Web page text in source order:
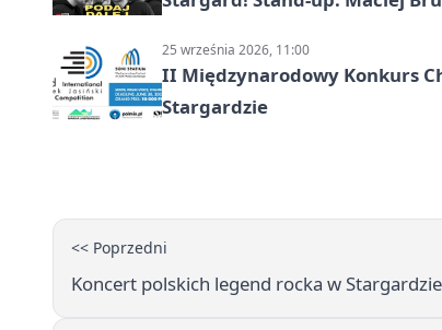
25 września 2026, 11:00
II Międzynarodowy Konkurs
Stargardzie
<< Poprzedni
Koncert polskich legend rocka w Stargardzie